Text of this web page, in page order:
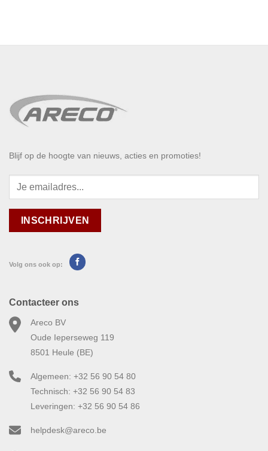
Blijf op de hoogte van nieuws, acties en promoties!
Volg ons ook op:
Contacteer ons
Areco BV
Oude Ieperseweg 119
8501 Heule (BE)
Algemeen: +32 56 90 54 80
Technisch: +32 56 90 54 83
Leveringen: +32 56 90 54 86
helpdesk@areco.be